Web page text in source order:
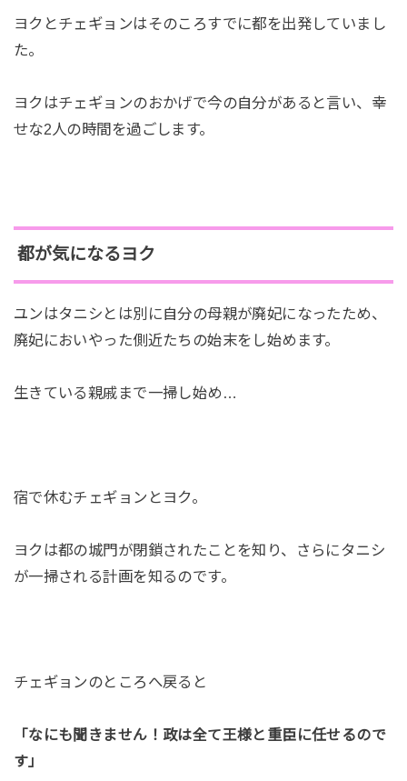
ヨクとチェギョンはそのころすでに都を出発していまし
た。
ヨクはチェギョンのおかげで今の自分があると言い、幸
せな2人の時間を過ごします。
都が気になるヨク
ユンはタニシとは別に自分の母親が廃妃になったため、
廃妃においやった側近たちの始末をし始めます。
生きている親戚まで一掃し始め…
宿で休むチェギョンとヨク。
ヨクは都の城門が閉鎖されたことを知り、さらにタニシ
が一掃される計画を知るのです。
チェギョンのところへ戻ると
「なにも聞きません！政は全て王様と重臣に任せるので
す」